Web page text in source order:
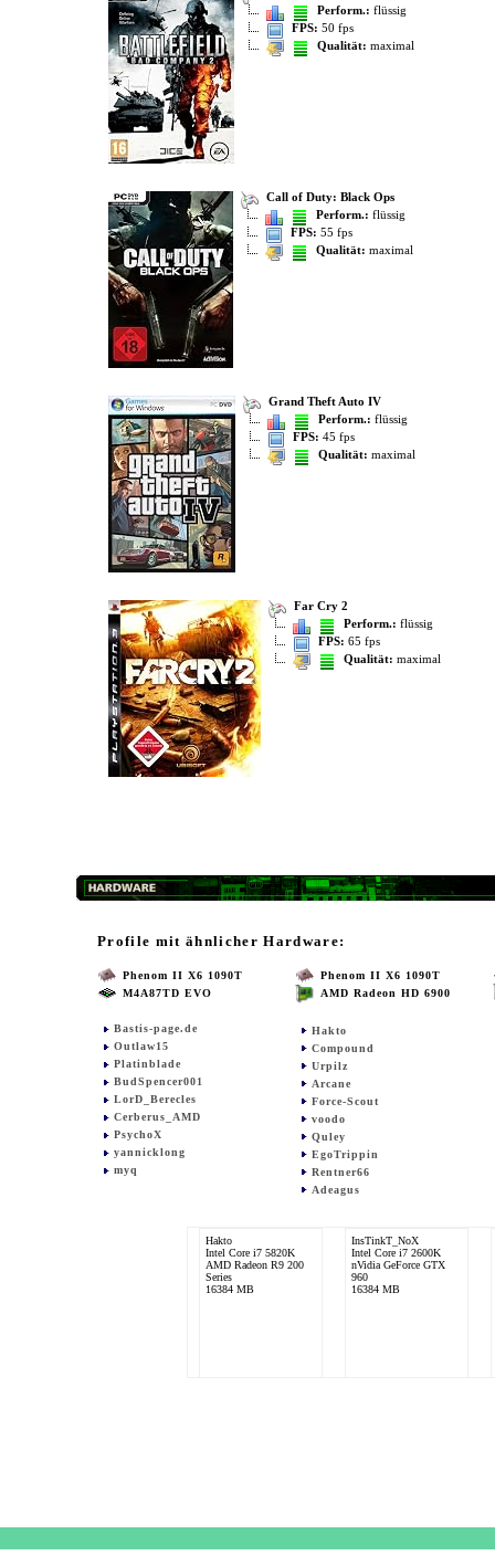
Perform.: flüssig
FPS: 50 fps
Qualität: maximal
Call of Duty: Black Ops
Perform.: flüssig
FPS: 55 fps
Qualität: maximal
Grand Theft Auto IV
Perform.: flüssig
FPS: 45 fps
Qualität: maximal
Far Cry 2
Perform.: flüssig
FPS: 65 fps
Qualität: maximal
Profile mit ähnlicher Hardware:
Phenom II X6 1090T
M4A87TD EVO
Bastis-page.de
Outlaw15
Platinblade
BudSpencer001
LorD_Berecles
Cerberus_AMD
PsychoX
yannicklong
myq
Phenom II X6 1090T
AMD Radeon HD 6900
Hakto
Compound
Urpilz
Arcane
Force-Scout
voodo
Quley
EgoTrippin
Rentner66
Adeagus
Hakto
Intel Core i7 5820K
AMD Radeon R9 200
Series
16384 MB
InsTinkT_NoX
Intel Core i7 2600K
nVidia GeForce GTX
960
16384 MB